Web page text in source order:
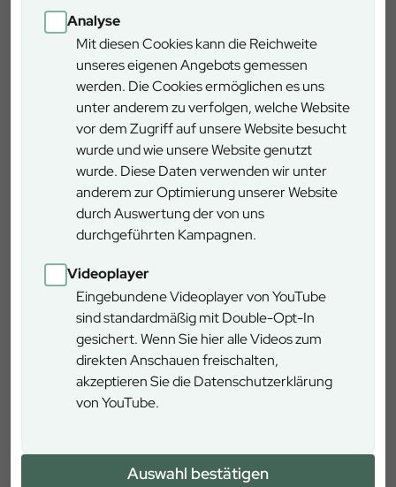
Analyse
Mit diesen Cookies kann die Reichweite
unseres eigenen Angebots gemessen
werden. Die Cookies ermöglichen es uns
unter anderem zu verfolgen, welche Website
vor dem Zugriff auf unsere Website besucht
wurde und wie unsere Website genutzt
wurde. Diese Daten verwenden wir unter
anderem zur Optimierung unserer Website
durch Auswertung der von uns
durchgeführten Kampagnen.
Videoplayer
Eingebundene Videoplayer von YouTube
sind standardmäßig mit Double-Opt-In
gesichert. Wenn Sie hier alle Videos zum
direkten Anschauen freischalten,
akzeptieren Sie die Datenschutzerklärung
von YouTube.
Auswahl bestätigen
Der Dreisessel ist 1.312 m hoch und liegt in der Nähe
von Freyung und Waldkirchen im Bayerischen Wald.
Der Name des Berges ist auf drei große
Felsformationen zurückzuführen.
Zum Artikel
Waldwunderwelt
Der vier Kilometer lange Rundweg WaldWunderWelt
verbindet attraktives Naturerleben mit moderner
Wissensvermittlung und wendet sich gleichermaßen
an Kurgäste und Einheimische jedweden Alters.
Zum Artikel
Downloads
Das Naturschutzkonzept der Bayerischen Staatsforsten
gibt für alle Unternehmensteile und deren Beschäftigten